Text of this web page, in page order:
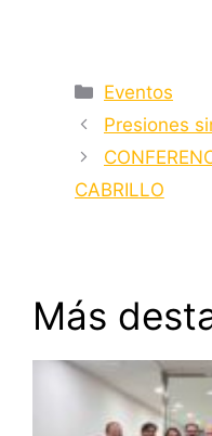
Categorías
Eventos
Presiones
CABRILLO
Más